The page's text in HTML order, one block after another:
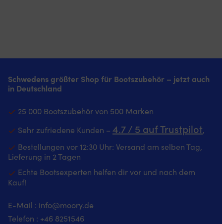
Schwedens größter Shop für Bootszubehör – jetzt auch
in Deutschland
25 000 Bootszubehör von 500 Marken
Sehr zufriedene Kunden – 4.7 / 5 auf Trustpilot‚
Bestellungen vor 12:30 Uhr: Versand am selben Tag,
Lieferung in 2 Tagen
Echte Bootsexperten helfen dir vor und nach dem
Kauf!
E-Mail : info@moory.de
Telefon : +46 8251546